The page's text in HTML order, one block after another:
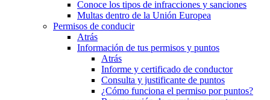
Conoce los tipos de infracciones y sanciones
Multas dentro de la Unión Europea
Permisos de conducir
Atrás
Información de tus permisos y puntos
Atrás
Informe y certificado de conductor
Consulta y justificante de puntos
¿Cómo funciona el permiso por puntos?